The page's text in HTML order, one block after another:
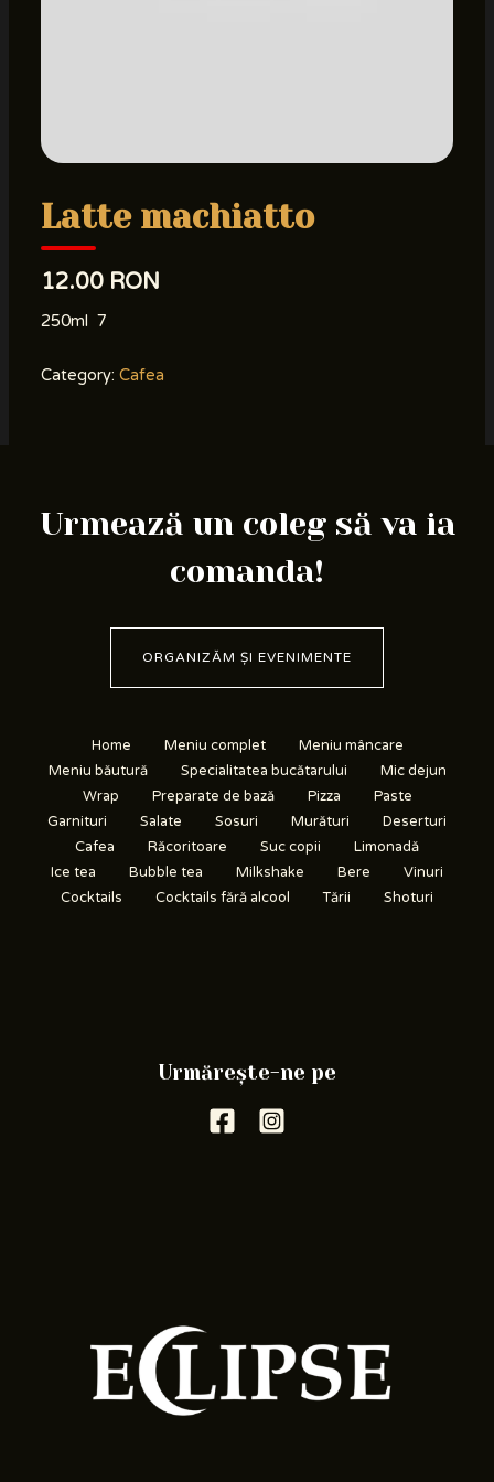
Latte machiatto
12.00 RON
250ml 7
Category:Cafea
Urmează un coleg să va ia
comanda!
ORGANIZĂM ȘI EVENIMENTE
Home Meniu complet
Meniu mâncare
Meniu băutură
Specialitatea bucătarului
Mic dejun
Wrap
Preparate de bază Pizza
Paste
Garnituri
Salate Sosuri Murături
Deserturi
Cafea
Răcoritoare Suc copii
Limonadă
Ice tea
Bubble tea Milkshake Bere
Vinuri
Cocktails
Cocktails fără alcool Tării Shoturi
Urmărește-ne pe